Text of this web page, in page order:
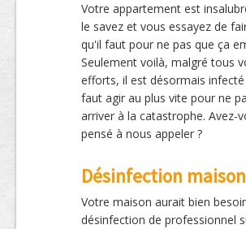
Votre appartement est
le savez et vous essayez de
qu'il faut pour ne pas que ça
Seulement voilà, malgré tous
efforts, il est désormais
faut agir au plus vite pour ne
arriver à la catastrophe. Avez-
pensé à nous appeler ?
Désinfection maison
Votre maison aurait bien
désinfection de professionnel